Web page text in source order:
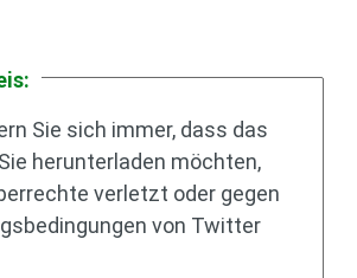
Sie sich immer, dass das
herunterladen möchten,
verletzt oder gegen
von Twitter